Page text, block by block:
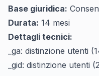
Base giuridica:
Durata: 14 mesi
Dettagli tecnici:
_ga: distinzione utenti
_gid: distinzione utenti